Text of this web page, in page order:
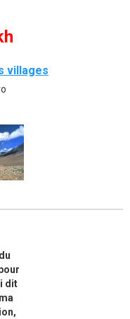
villages
dit